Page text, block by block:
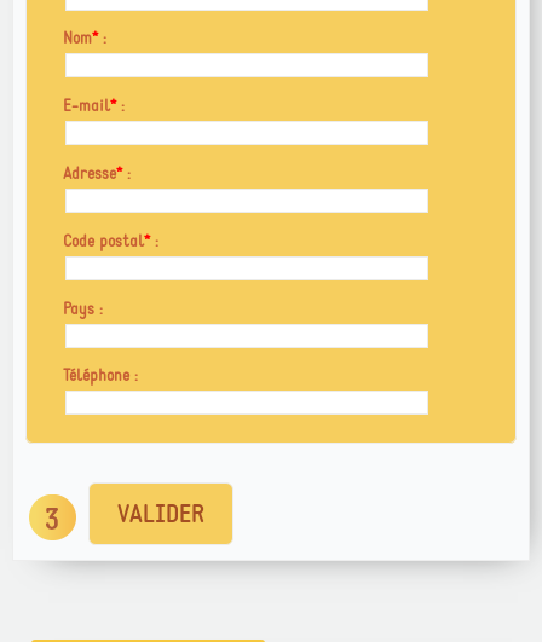
Nom*:
E-mail*:
Adresse*:
Code postal*:
Pays :
Téléphone :